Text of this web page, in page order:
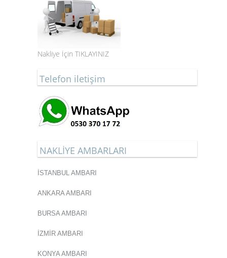
Nakliye İçin TIKLAYINIZ
Telefon iletişim
NAKLİYE AMBARLARI
İSTANBUL AMBARI
ANKARA AMBARI
BURSA AMBARI
İZMİR AMBARI
KONYA AMBARI